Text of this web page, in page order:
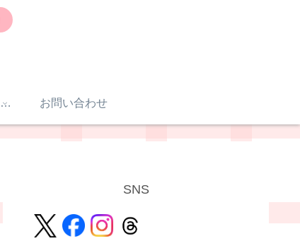
感音性難聴入院日記（体験談） お問い合わせ
SNS